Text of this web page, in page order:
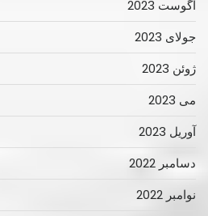
آگوست 2023
جولای 2023
ژوئن 2023
می 2023
آوریل 2023
دسامبر 2022
نوامبر 2022